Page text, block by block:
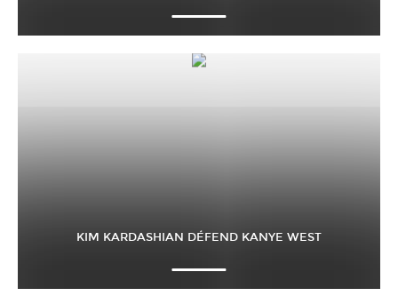
KIM KARDASHIAN DÉFEND KANYE WEST